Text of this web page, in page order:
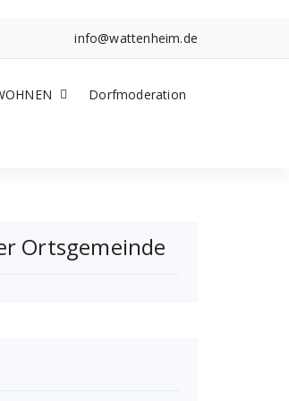
info@wattenheim.de
Dorfmoderation
Ortsgemeinde